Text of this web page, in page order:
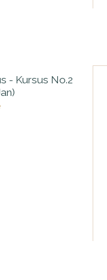
- Kursus No.2